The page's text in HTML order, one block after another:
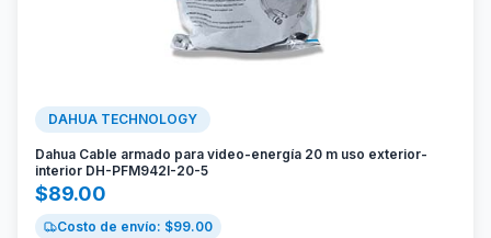
DAHUA TECHNOLOGY
Dahua Cable armado para video-energía 20 m uso exterior-
interior DH-PFM942I-20-5
$89.00
Costo de envío: $99.00